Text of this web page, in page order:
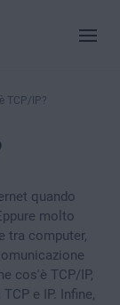
TCP/IP?
quando
molto
tra computer,
cos'è TCP/IP,
e IP. Infine,